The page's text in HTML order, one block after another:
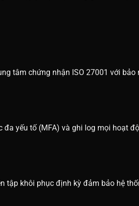
tâm chứng nhận ISO 27001 với bảo
yếu tố (MFA) và ghi log mọi hoạt
tập khôi phục định kỳ đảm bảo hệ